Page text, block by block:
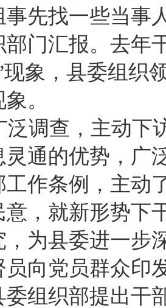
事先找一些当事
部门汇报。去年
现象，县委组织
。
调查，主动下
灵通的优势，广
工作条例，主动
意，就新形势下
，为县委进一步
向党员群众印
委组织部提出干